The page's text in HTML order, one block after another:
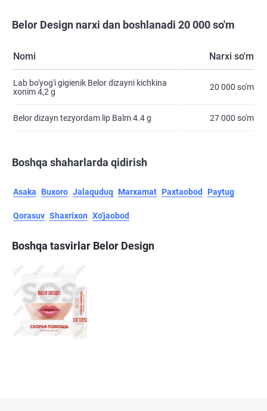
Belor Design narxi dan boshlanadi 20 000 so'm
Nomi Narxi so'm
Lab bo'yog'i gigienik Belor dizayni kichkina
xonim 4,2 g
20 000 so'm
Belor dizayn tezyordam lip Balm 4.4 g 27 000 so'm
Boshqa shaharlarda qidirish
Asaka Buxoro Jalaquduq Marxamat Paxtaobod Paytug
Qorasuv Shaxrixon Xo'jaobod
Boshqa tasvirlar Belor Design